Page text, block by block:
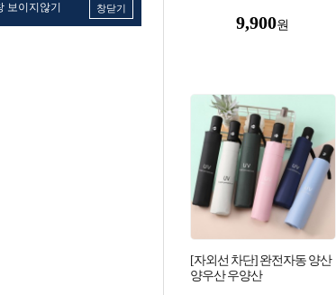
보이지않기 창닫기
9,900원
[자외선 차단] 완전자동 양산
양우산 우양산